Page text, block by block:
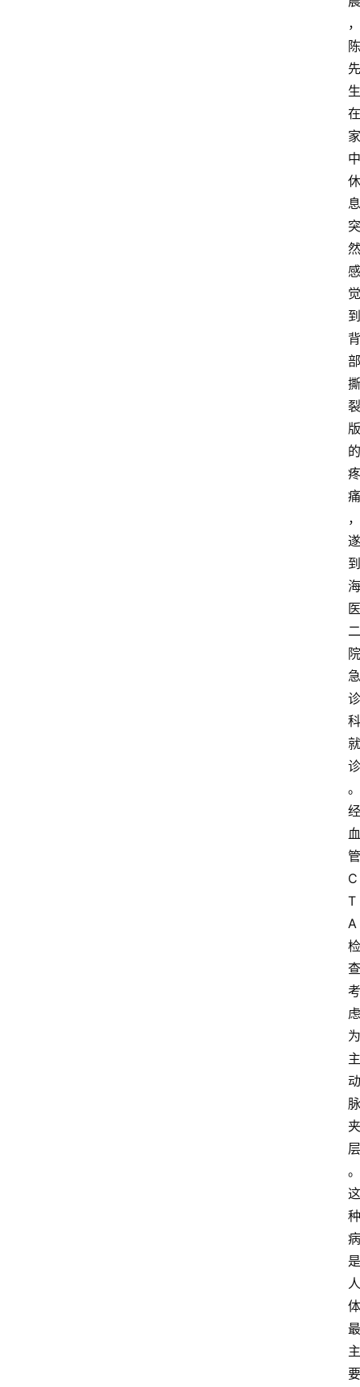
，
陈
先
生
在
家
中
休
息
突
然
感
觉
到
背
部
撕
裂
版
的
疼
痛
，
遂
到
海
医
二
院
急
诊
科
就
诊
。
经
血
管
C
T
A
检
查
考
虑
为
主
动
脉
夹
层
。
这
种
病
是
人
体
最
主
要